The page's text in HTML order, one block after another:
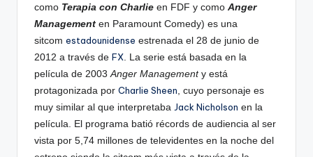
como Terapia con Charlie en FDF y como Anger
Management en Paramount Comedy) es una
sitcom estadounidense estrenada el 28 de junio de
2012 a través de FX ​ La serie está basada en la
película de 2003 Anger Management y está
protagonizada por Charlie Sheen , cuyo personaje es
muy similar al que interpretaba Jack Nicholson en la
película.
​ El programa batió récords de audiencia al ser
vista por 5,74 millones de televidentes en la noche del